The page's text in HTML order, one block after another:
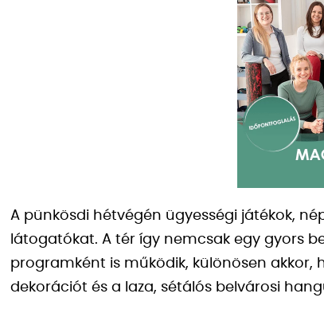
A pünkösdi hétvégén ügyességi játékok,
látogatókat. A tér így nemcsak egy gyors
programként is működik, különösen akkor,
dekorációt és a laza, sétálós belvárosi